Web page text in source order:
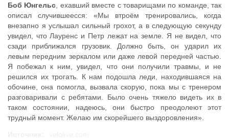
Боб Юнгельс , ехавший вместе с товарищами по команде, так
описал случившеесся: «Мы втроём тренировались, когда
внезапно я услышал сильный грохот, а в следующую секунду
увидел, что Лауренс и Петр лежат на земле. Я не видел, что
сзади приближался грузовик. Должно быть, он ударил их
левым передним зеркалом или даже левой передней частью.
Я побежал к ним, увидел, что они получили травмы, и не
решился их трогать. К нам подошла леди, находившаяся на
обочине, она помогла, вызвала скорую, пока мы с тренером
разговаривали с ребятами. Было очень тяжело видеть их в
таком состоянии, надеюсь, они быстро преодолеют этот
трудный момент. Желаю им скорейшего выздоровления».